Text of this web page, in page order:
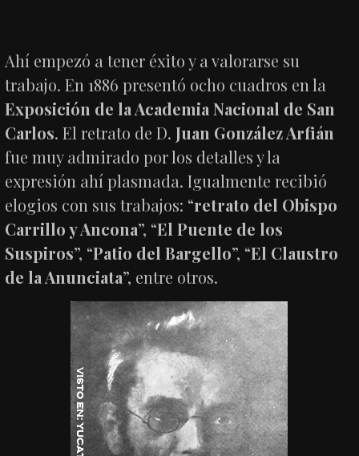
Ahí empezó a tener éxito y a valorarse su
trabajo. En 1886 presentó ocho cuadros en la
Exposición de la Academia Nacional de San
Carlos. El retrato de D.Juan González Arfián
fue muy admirado por los detalles y la
expresión ahí plasmada. Igualmente recibió
elogios con sus trabajos: “retrato del Obispo
Carrillo y Ancona”, “El Puente de los
Suspiros”, “Patio del Bargello”, “El Claustro
de la Anunciata”, entre otros.